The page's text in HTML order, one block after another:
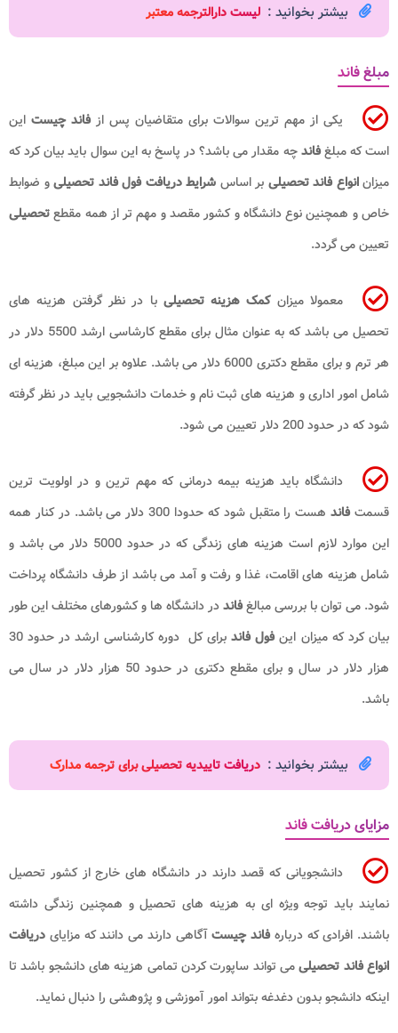
بیشتر بخوانید : لیست دارالترجمه معتبر
مبلغ فاند
یکی از مهم ترین سوالات برای متقاضیان پس ازفاند چیست این
است که مبلغفاندچه مقدار می باشد؟ در پاسخ به این سوال باید بیان کرد که
میزانانواع فاند تحصیلی بر اساس شرایط دریافت فول فاند تحصیلیو ضوابط
خاص و همچنین نوع دانشگاه و کشور مقصد و مهم تر از همه مقطعتحصیلی
تعیین می گردد.
معمولا میزانکمک هزینه تحصیلی با در نظر گرفتن هزینه های
تحصیل می باشد که به عنوان مثال برای مقطع کارشاسی ارشد 5500 دلار در
هر ترم و برای مقطع دکتری 6000 دلار می باشد. علاوه بر این مبلغ، هزینه ای
شامل امور اداری و هزینه های ثبت نام و خدمات دانشجویی باید در نظر گرفته
شود که در حدود 200 دلار تعیین می شود.
دانشگاه باید هزینه بیمه درمانی که مهم ترین و در اولویت ترین
قسمتفاند
هست را متقبل شود که حدودا 300 دلار می باشد. در کنار همه
این موارد لازم است هزینه های زندگی که در حدود 5000 دلار می باشد و
شامل هزینه های اقامت، غذا و رفت و آمد می باشد از طرف دانشگاه پرداخت
شود. می توان با بررسی مبالغفانددر دانشگاه ها و کشورهای مختلف این طور
بیان کرد که میزان اینفول فاند
برای کل دوره کارشناسی ارشد در حدود 30
هزار دلار در سال و برای مقطع دکتری در حدود 50 هزار دلار در سال می
باشد.
بیشتر بخوانید : دریافت تاییدیه تحصیلی برای ترجمه مدارک
مزایای دریافت فاند
دانشجویانی که قصد دارند در دانشگاه های خارج از کشور تحصیل
نمایند باید توجه ویژه ای به هزینه های تحصیل و همچنین زندگی داشته
باشند. افرادی که دربارهفاند چیستآگاهی دارند می دانند که مزایای دریافت
انواع فاند تحصیلیمی تواند ساپورت کردن تمامی هزینه های دانشجو باشد تا
اینکه دانشجو بدون دغدغه بتواند امور آموزشی و پژوهشی را دنبال نماید.